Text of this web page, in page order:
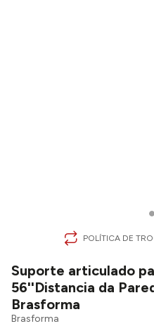
POLÍTICA DE
Suporte articulado
56''Distancia da
Brasforma
Brasforma